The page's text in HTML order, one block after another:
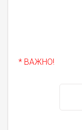
* ВАЖНО!